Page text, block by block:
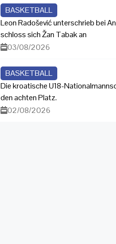
BASKETBALL
Leon Radošević unterschrieb bei
schloss sich Žan Tabak an
03/08/2026
BASKETBALL
Die kroatische U18-
den achten Platz.
02/08/2026